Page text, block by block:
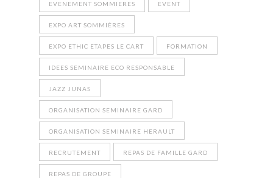
EVENEMENT SOMMIERES EVENT
EXPO ART SOMMIÈRES
EXPO ETHIC ETAPES LE CART FORMATION
IDEES SEMINAIRE ECO RESPONSABLE
JAZZ JUNAS
ORGANISATION SEMINAIRE GARD
ORGANISATION SEMINAIRE HERAULT
RECRUTEMENT REPAS DE FAMILLE GARD
REPAS DE GROUPE